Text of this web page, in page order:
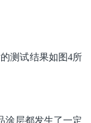
测试结果如图4所
涂层都发生了一定